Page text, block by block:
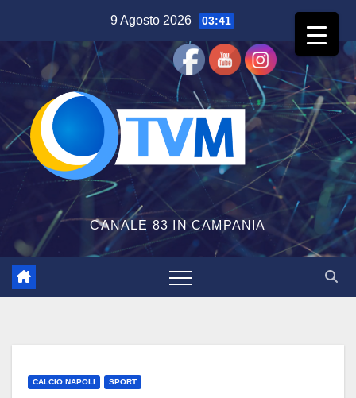
contenuto
9 Agosto 2026 03:41
CANALE 83 IN CAMPANIA
CALCIO NAPOLI SPORT